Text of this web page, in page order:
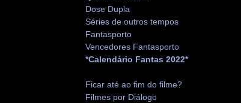
Dose Dupla
Séries de outros tempos
Fantasporto
Vencedores Fantasporto
*Calendário Fantas 2022*
Ficar até ao fim do filme?
Filmes por Diálogo